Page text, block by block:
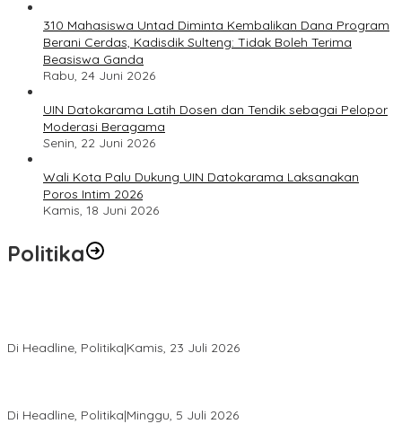
310 Mahasiswa Untad Diminta Kembalikan Dana Program
Berani Cerdas, Kadisdik Sulteng: Tidak Boleh Terima
Beasiswa Ganda
Rabu, 24 Juni 2026
UIN Datokarama Latih Dosen dan Tendik sebagai Pelopor
Moderasi Beragama
Senin, 22 Juni 2026
Wali Kota Palu Dukung UIN Datokarama Laksanakan
Poros Intim 2026
Kamis, 18 Juni 2026
Politika
Di Headline, Politika|Kamis, 23 Juli 2026
Di Headline, Politika|Minggu, 5 Juli 2026